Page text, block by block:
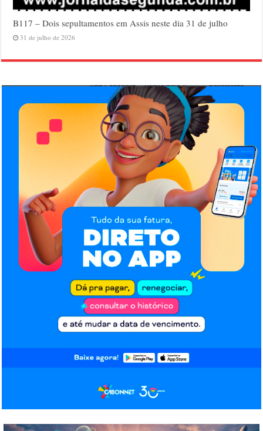
B117 – Dois sepultamentos em Assis neste dia 31 de julho
31 de julho de 2026